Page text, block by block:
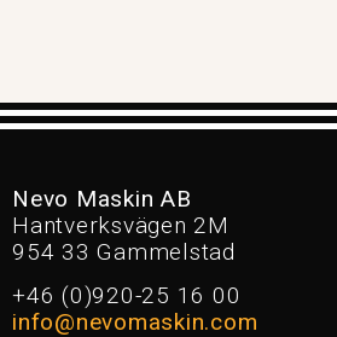
Nevo Maskin AB
Hantverksvägen 2M
954 33 Gammelstad
+46 (0)920-25 16 00
info@nevomaskin.com